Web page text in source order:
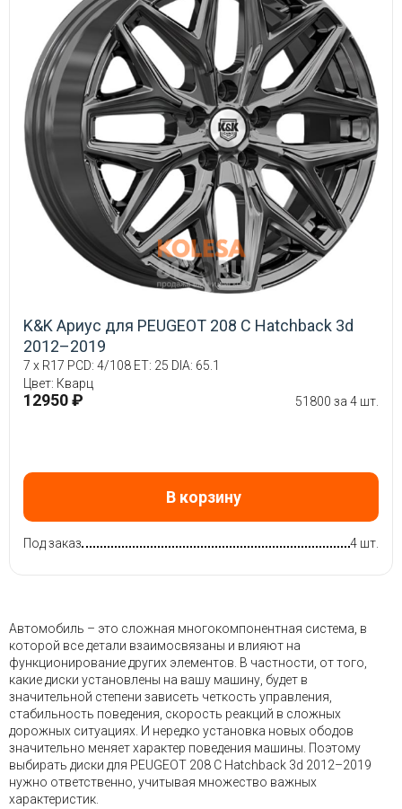
K&K Ариус для PEUGEOT 208 C Hatchback 3d
2012–2019
7 x R17 PCD: 4/108 ET: 25 DIA: 65.1
Цвет: Кварц
12950 ₽ 51800 за 4 шт.
В корзину
Под заказ 4 шт.
Автомобиль – это сложная многокомпонентная система, в
которой все детали взаимосвязаны и влияют на
функционирование других элементов. В частности, от того,
какие диски установлены на вашу машину, будет в
значительной степени зависеть четкость управления,
стабильность поведения, скорость реакций в сложных
дорожных ситуациях. И нередко установка новых ободов
значительно меняет характер поведения машины. Поэтому
выбирать диски для PEUGEOT 208 C Hatchback 3d 2012–2019
нужно ответственно, учитывая множество важных
характеристик.